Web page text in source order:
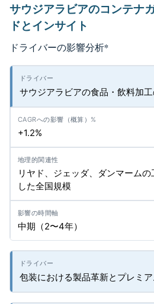
サウジアラビアのコンテナ
ドとインサイト
ドライバーの影響分析*
サウジアラビアの食品・飲料加
+1.2%
リヤド、ジェッダ、ダンマーム
した全国規模
中期（2〜4年）
包装における製品革新とプレミ